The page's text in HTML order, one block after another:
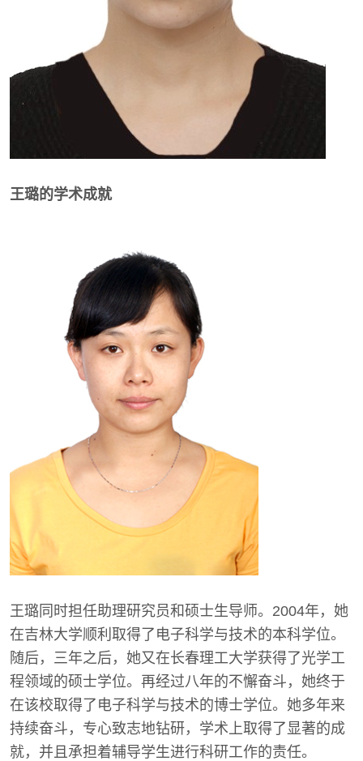
王璐的学术成就
王璐同时担任助理研究员和硕士生导师。2004年，她
在吉林大学顺利取得了电子科学与技术的本科学位。
随后，三年之后，她又在长春理工大学获得了光学工
程领域的硕士学位。再经过八年的不懈奋斗，她终于
在该校取得了电子科学与技术的博士学位。她多年来
持续奋斗，专心致志地钻研，学术上取得了显著的成
就，并且承担着辅导学生进行科研工作的责任。